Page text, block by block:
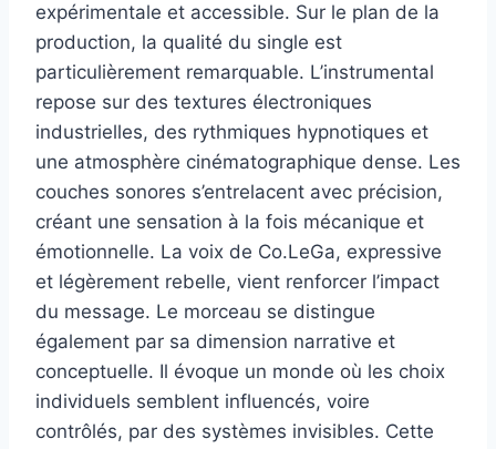
expérimentale et accessible. Sur le plan de la
production, la qualité du single est
particulièrement remarquable. L’instrumental
repose sur des textures électroniques
industrielles, des rythmiques hypnotiques et
une atmosphère cinématographique dense. Les
couches sonores s’entrelacent avec précision,
créant une sensation à la fois mécanique et
émotionnelle. La voix de Co.LeGa, expressive
et légèrement rebelle, vient renforcer l’impact
du message. Le morceau se distingue
également par sa dimension narrative et
conceptuelle. Il évoque un monde où les choix
individuels semblent influencés, voire
contrôlés, par des systèmes invisibles. Cette